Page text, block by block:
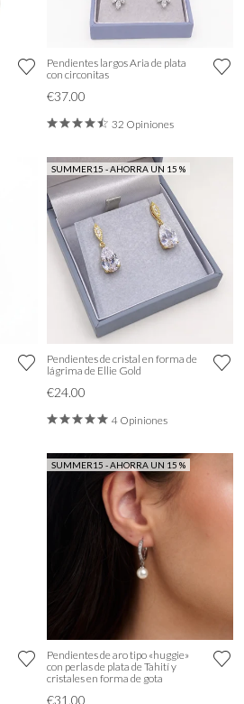
Pendientes largos Aria de plata
con circonitas
€37.00
32 Opiniones
SUMMER15 - AHORRA UN 15 %
Pendientes de cristal en forma de
lágrima de Ellie Gold
€24.00
4 Opiniones
SUMMER15 - AHORRA UN 15 %
Pendientes de aro tipo «huggie»
con perlas de plata de Tahití y
cristales en forma de gota
€31.00